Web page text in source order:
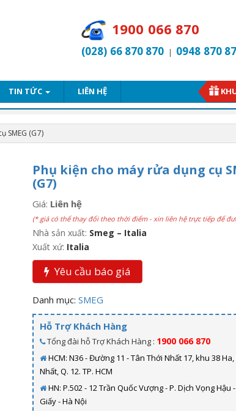
1900 066 870
(028) 66 870 870 | 0948 870
TIN TỨC LIÊN HỆ
SMEG (G7)
Phụ kiện cho máy rửa dụng cụ
(G7)
Giá: Liên hệ
(* giá có thể thay đổi theo thời điểm - xin liên hệ trực tiếp để
Nhà sản xuất: Smeg – Italia
Xuất xứ: Italia
Yêu cầu báo giá
Danh mục: SMEG
Hỗ Trợ Khách Hàng
Tổng đài hỗ Trợ Khách Hàng : 1900 066 870
HCM: N36 - Đường 11 - Tân Thới Nhất 17, khu 38 Ha,
Nhất, Q. 12. TP. HCM
HN: P.502 - 12 Trần Quốc Vượng - P. Dịch Vọng Hậu
Giấy - Hà Nội